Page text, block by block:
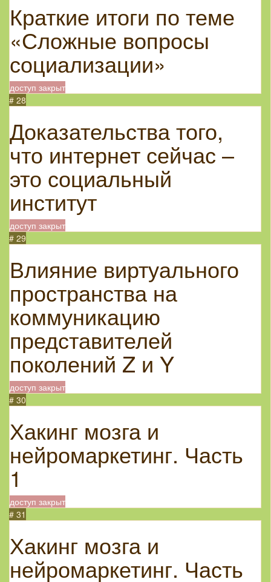
Краткие итоги по теме
«Сложные вопросы
социализации»
доступ закрыт
# 28
Доказательства того,
что интернет сейчас –
это социальный
институт
доступ закрыт
# 29
Влияние виртуального
пространства на
коммуникацию
представителей
поколений Z и Y
доступ закрыт
# 30
Хакинг мозга и
нейромаркетинг. Часть
1
доступ закрыт
# 31
Хакинг мозга и
нейромаркетинг. Часть